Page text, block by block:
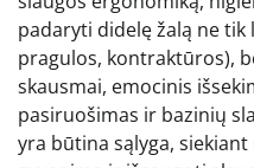
padaryti didelę žalą ne
pragulos, kontraktūros),
skausmai, emocinis
pasiruošimas ir bazinių
yra būtina sąlyga,